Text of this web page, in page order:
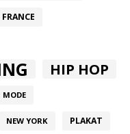
FRANCE
HIP HOP
MODE
NEW YORK PLAKAT